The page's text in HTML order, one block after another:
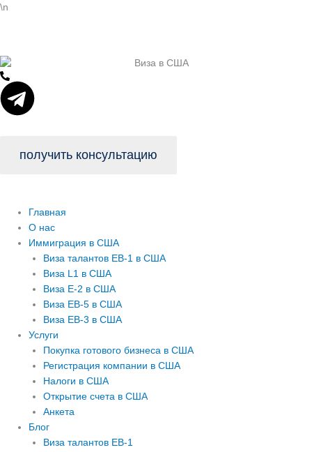
\n
Перейти
T
l
e
g
a
m
получить консультацию
Главная
О нас
Иммиграция в США
Виза талантов EB-1 в США
Виза L1 в США
Виза E-2 в США
Виза EB-5 в США
Виза EB-3 в США
Услуги
Покупка готового бизнеса в США
Регистрация компании в США
Налоги в США
Открытие счета в США
Анкета
Блог
Виза талантов EB-1